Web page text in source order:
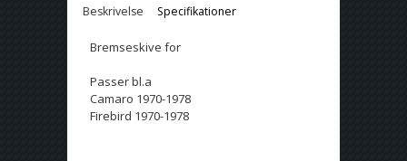
Beskrivelse Specifikationer
Bremseskive for
Passer bl.a
Camaro 1970-1978
Firebird 1970-1978